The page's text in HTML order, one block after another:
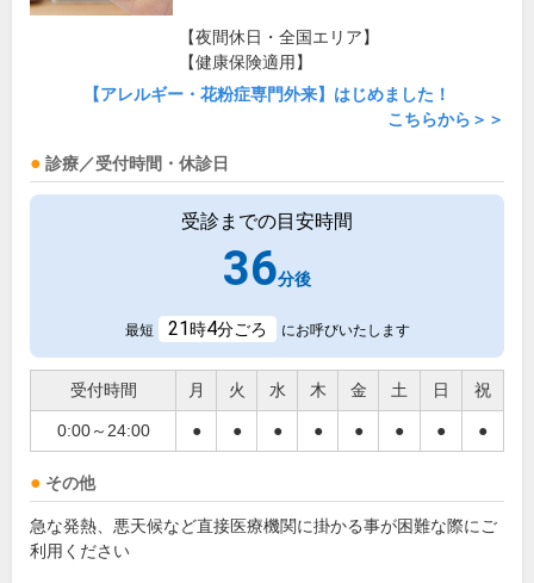
【夜間休日・全国エリア】
【健康保険適用】
【アレルギー・花粉症専門外来】はじめました！
こちらから＞＞
診療／受付時間・休診日
受診までの目安時間
36分後
最短 21時4分ごろ にお呼びいたします
受付時間 月 火 水 木 金 土 日 祝
0:00～24:00 ● ● ● ● ● ● ● ●
その他
急な発熱、悪天候など直接医療機関に掛かる事が困難な際にご
利用ください